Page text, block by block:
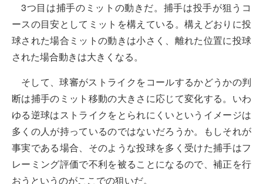
3つ目は捕手のミットの動きだ。捕手は投手が狙うコ
ースの目安としてミットを構えている。構えどおりに投
球された場合ミットの動きは小さく、離れた位置に投球
された場合動きは大きくなる。
そして、球審がストライクをコールするかどうかの判
断は捕手のミット移動の大きさに応じて変化する。いわ
ゆる逆球はストライクをとられにくいというイメージは
多くの人が持っているのではないだろうか。もしそれが
事実である場合、そのような投球を多く受けた捕手はフ
レーミング評価で不利を被ることになるので、補正を行
おうというのがここでの狙いだ。